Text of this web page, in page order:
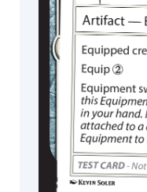
Aura
Maldição
Quest
Secret
Mission
Constructo
Armadilha
Dinossauro